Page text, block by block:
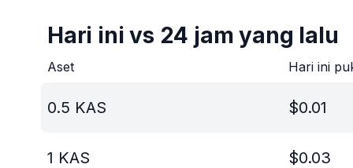
Hari ini vs 24 jam yang lalu
Aset Hari ini
0.5 KAS $0.01
1 KAS $0.03